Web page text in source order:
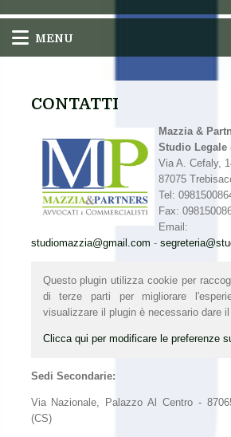
MENU
CONTATTI
Mazzia &
Studio Legale
Via A. Cefaly,
87075
Tel:
Fax:
Email:
studiomazzia@gmail.com -
Questo plugin utilizza cookie per
di terze parti per migliorare
visualizzare il plugin è necessario dare il
Clicca qui per modificare le preferenze
Sedi Secondarie:
Via Nazionale, Palazzo Al Centro -
(CS)